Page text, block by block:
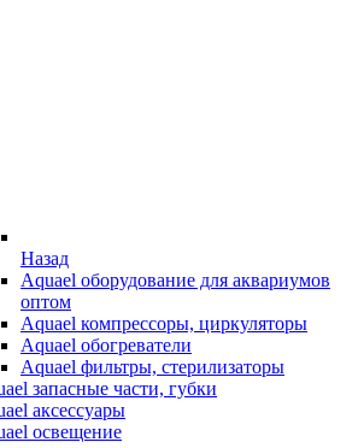
Назад
Aquael оборудование для аквариумов
оптом
Aquael компрессоры, циркуляторы
Aquael обогреватели
Aquael фильтры, стерилизаторы
запасные части, губки
аксессуары
освещение